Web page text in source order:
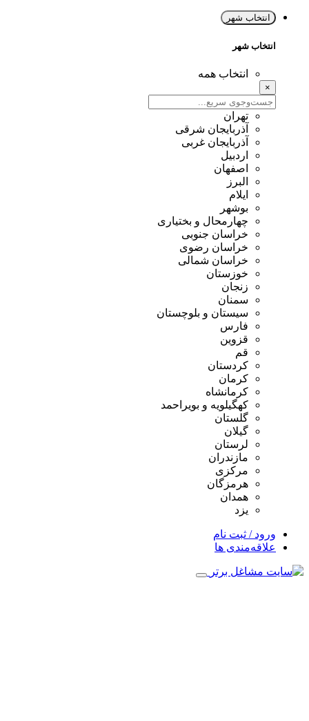
انتخاب شهر
انتخاب شهر
انتخاب همه
×
تهران
آذربایجان شرقی
آذربایجان غربی
اردبیل
اصفهان
البرز
ایلام
بوشهر
چهارمحال و بختیاری
خراسان جنوبی
خراسان رضوی
خراسان شمالی
خوزستان
زنجان
سمنان
سیستان و بلوچستان
فارس
قزوین
قم
کردستان
کرمان
کرمانشاه
کهگیلویه و بویراحمد
گلستان
گیلان
لرستان
مازندران
مرکزی
هرمزگان
همدان
یزد
ورود / ثبت نام
علاقه‌مندی ها